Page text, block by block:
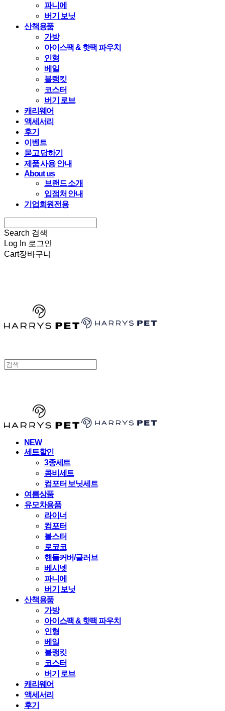
파니에
버기 보닛
산책용품
가방
아이스팩 & 핫팩 파우치
인형
베일
블랭킷
코스터
버기 로브
캐리웨어
액세서리
후기
이벤트
묻고 답하기
제품 사용 안내
About us
브랜드 소개
입점처 안내
기업회원전용
Search 검색
Log In 로그인
Cart장바구니
NEW
세트할인
3종세트
콤비세트
컴포터 보닛세트
여름상품
유모차용품
라이너
컴포터
볼스터
로코코
핸들커버/글러브
베시넷
파니에
버기 보닛
산책용품
가방
아이스팩 & 핫팩 파우치
인형
베일
블랭킷
코스터
버기 로브
캐리웨어
액세서리
후기